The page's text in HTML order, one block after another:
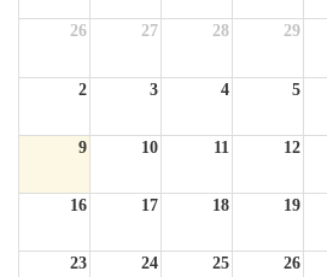
26
27 28 29
2 3 4 5
9 10 11 12
16 17 18 19
23 24 25 26